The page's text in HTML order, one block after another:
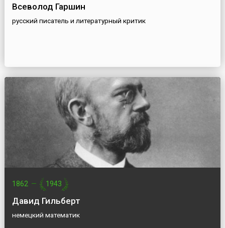
Всеволод Гаршин
русский писатель и литературный критик
1862 — 1943
Давид Гильберт
немецкий математик